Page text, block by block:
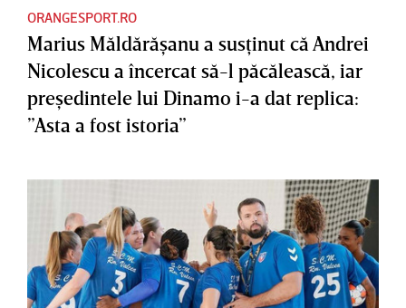
ORANGESPORT.RO
Marius Măldărăşanu a susţinut că Andrei
Nicolescu a încercat să-l păcălească, iar
preşedintele lui Dinamo i-a dat replica:
”Asta a fost istoria”